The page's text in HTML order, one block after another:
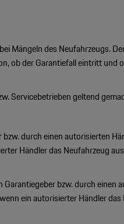
Mängeln des Neufahrzeugs.
ob der Garantiefall eintritt und
Servicebetrieben geltend
durch einen autorisierten
Händler das Neufahrzeug
bzw. durch einen
ein autorisierter Händler